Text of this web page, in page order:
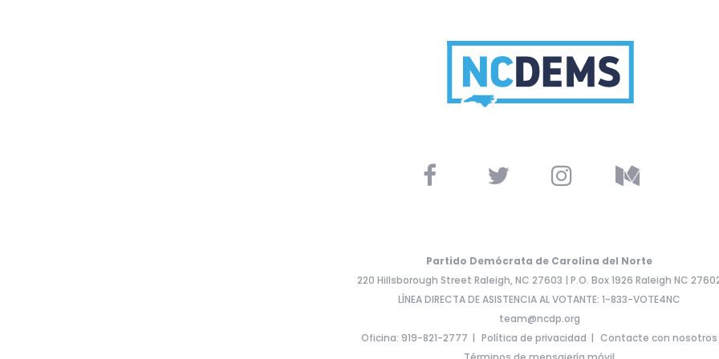
Partido Demócrata de Carolina del Norte
220 Hillsborough Street Raleigh, NC 27603 | P.O. Box 1926 Raleigh NC
LÍNEA DIRECTA DE ASISTENCIA AL VOTANTE: 1-833-VOTE4NC
team@ncdp.org
Oficina: 919-821-2777
Política de privacidad
Contacte con nosotros